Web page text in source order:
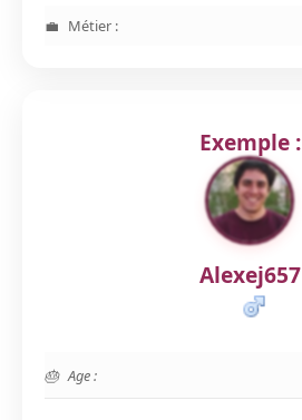
Métier :
Exemple :
Alexej657
Age :